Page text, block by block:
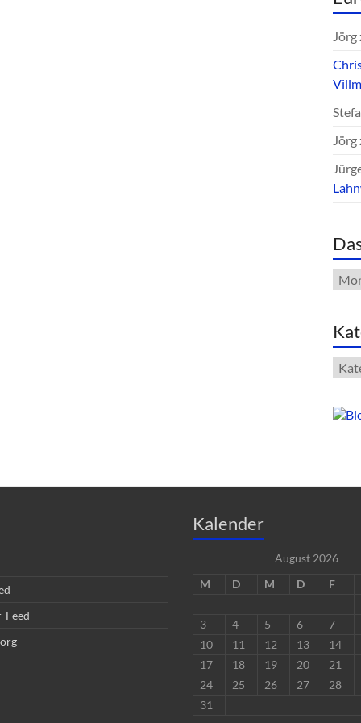
Jörg
Jörg
Das
Feed
Kalender
August 2026
M
D M D F
3 4 5 6
7
10
11 12 13
14
17
18 19 20
21
24
25 26 27
28
31